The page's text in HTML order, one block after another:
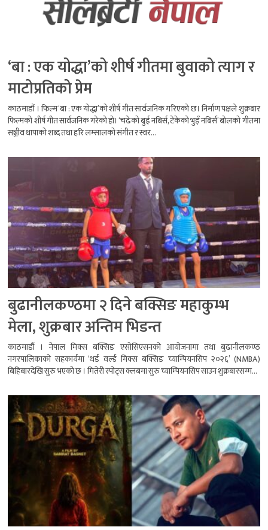
‘बा : एक योद्धा’को शीर्ष गीतमा बुवाको त्याग र
माटोप्रतिको प्रेम
काठमाडौं । फिल्म ‘बा : एक योद्धा’को शीर्ष गीत सार्वजनिक गरिएको छ। निर्माण पक्षले शुक्रबार
फिल्मको शीर्ष गीत सार्वजनिक गरेको हो। ‘चढेको बुई नबिर्स, टेकेको भुइँ नबिर्स’ बोलको गीतमा
सञ्जीव थापाको शब्द तथा हरि लम्सालको संगीत र स्वर...
बुढानीलकण्ठमा २ दिने बक्सिङ महाकुम्भ
मेला, शुक्रबार अन्तिम भिडन्त
काठमाडौं । नेपाल मिक्स बक्सिङ एसोसिएसनको आयोजनामा तथा बुढानीलकण्ठ
नगरपालिकाको सहकार्यमा ‘थर्ड वर्ल्ड मिक्स बक्सिङ च्याम्पियनसिप २०२६’ (NMBA)
बिहिबारदेखि सुरु भएको छ । मितेरी स्पोट्स क्लबमा सुरु च्याम्पियनसिप साउन शुक्रबारसम्म...